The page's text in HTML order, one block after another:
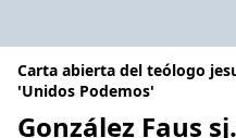
Carta abierta del teólogo
'Unidos Podemos'
González Faus